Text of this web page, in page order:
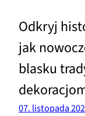
Odkryj
jak
blasku
07. listopada